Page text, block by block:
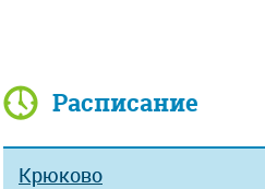
Расписание
Крюково